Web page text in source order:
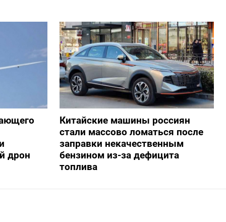
дрон
Китайские машины россиян
стали массово ломаться после
заправки некачественным
бензином из-за дефицита
топлива